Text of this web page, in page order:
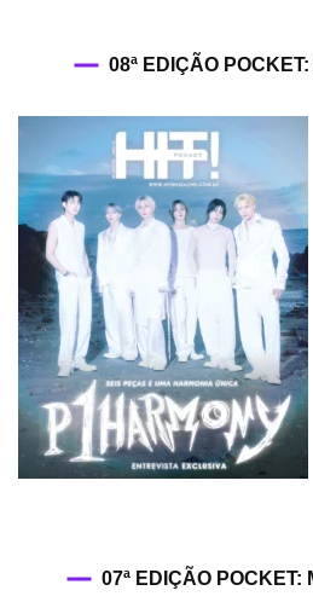
08ª EDIÇÃO
07ª EDIÇÃO POCKET: